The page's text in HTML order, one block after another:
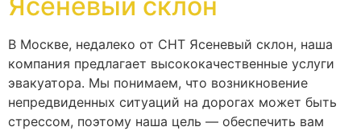
В Москве, недалеко от СНТ Ясеневый склон, наша
компания предлагает высококачественные услуги
эвакуатора. Мы понимаем, что возникновение
непредвиденных ситуаций на дорогах может быть
стрессом, поэтому наша цель — обеспечить вам